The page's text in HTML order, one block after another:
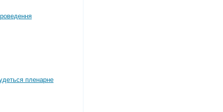
пленарне